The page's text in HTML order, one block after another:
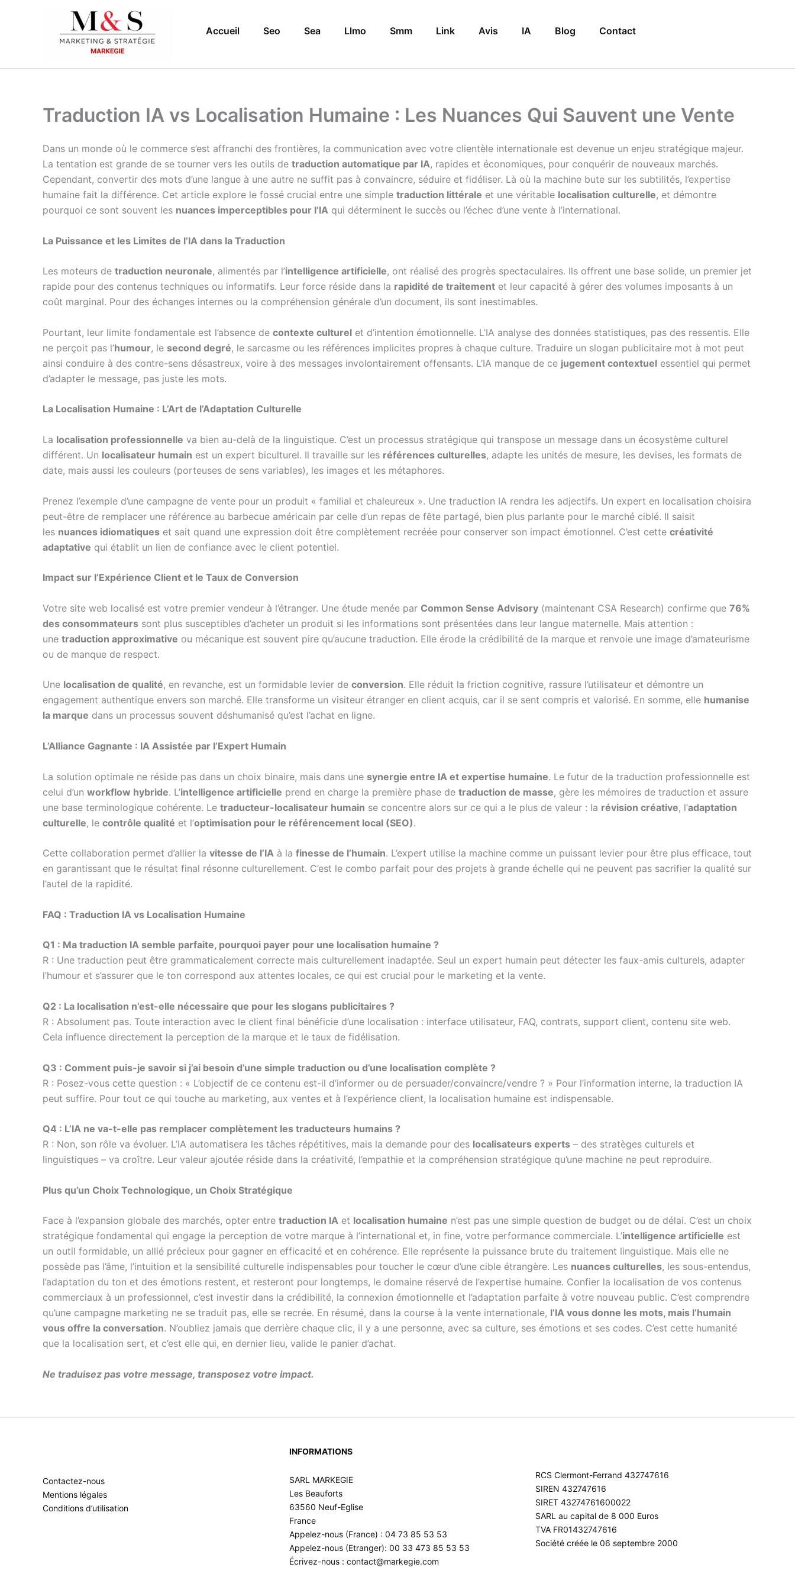
Accueil Seo Sea Llmo Smm Link Avis IA Blog Contact
Traduction IA vs Localisation Humaine : Les Nuances Qui Sauvent une Vente
Dans un monde où le commerce s’est affranchi des frontières, la communication avec votre clientèle internationale est devenue un enjeu stratégique majeur.
La tentation est grande de se tourner vers les outils de traduction automatique par IA, rapides et économiques, pour conquérir de nouveaux marchés.
Cependant, convertir des mots d’une langue à une autre ne suffit pas à convaincre, séduire et fidéliser. Là où la machine bute sur les subtilités, l’expertise
humaine fait la différence. Cet article explore le fossé crucial entre une simple traduction littérale et une véritable localisation culturelle, et démontre
pourquoi ce sont souvent les nuances imperceptibles pour l’IA qui déterminent le succès ou l’échec d’une vente à l’international.
La Puissance et les Limites de l’IA dans la Traduction
Les moteurs de traduction neuronale, alimentés par l’intelligence artificielle, ont réalisé des progrès spectaculaires. Ils offrent une base solide, un premier jet
rapide pour des contenus techniques ou informatifs. Leur force réside dans la rapidité de traitement et leur capacité à gérer des volumes imposants à un
coût marginal. Pour des échanges internes ou la compréhension générale d’un document, ils sont inestimables.
Pourtant, leur limite fondamentale est l’absence de contexte culturel et d’intention émotionnelle. L’IA analyse des données statistiques, pas des ressentis. Elle
ne perçoit pas l’humour, le second degré, le sarcasme ou les références implicites propres à chaque culture. Traduire un slogan publicitaire mot à mot peut
ainsi conduire à des contre-sens désastreux, voire à des messages involontairement offensants. L’IA manque de ce jugement contextuel essentiel qui permet
d’adapter le message, pas juste les mots.
La Localisation Humaine : L’Art de l’Adaptation Culturelle
La localisation professionnelle va bien au-delà de la linguistique. C’est un processus stratégique qui transpose un message dans un écosystème culturel
différent. Un localisateur humain est un expert biculturel. Il travaille sur les références culturelles, adapte les unités de mesure, les devises, les formats de
date, mais aussi les couleurs (porteuses de sens variables), les images et les métaphores.
Prenez l’exemple d’une campagne de vente pour un produit « familial et chaleureux ». Une traduction IA rendra les adjectifs. Un expert en localisation choisira
peut-être de remplacer une référence au barbecue américain par celle d’un repas de fête partagé, bien plus parlante pour le marché ciblé. Il saisit
les nuances idiomatiques et sait quand une expression doit être complètement recréée pour conserver son impact émotionnel. C’est cette créativité
adaptative qui établit un lien de confiance avec le client potentiel.
Impact sur l’Expérience Client et le Taux de Conversion
Votre site web localisé est votre premier vendeur à l’étranger. Une étude menée par Common Sense Advisory (maintenant CSA Research) confirme que 76%
des consommateurs sont plus susceptibles d’acheter un produit si les informations sont présentées dans leur langue maternelle. Mais attention :
une traduction approximative ou mécanique est souvent pire qu’aucune traduction. Elle érode la crédibilité de la marque et renvoie une image d’amateurisme
ou de manque de respect.
Une localisation de qualité, en revanche, est un formidable levier de conversion. Elle réduit la friction cognitive, rassure l’utilisateur et démontre un
engagement authentique envers son marché. Elle transforme un visiteur étranger en client acquis, car il se sent compris et valorisé. En somme, elle humanise
la marque dans un processus souvent déshumanisé qu’est l’achat en ligne.
L’Alliance Gagnante : IA Assistée par l’Expert Humain
La solution optimale ne réside pas dans un choix binaire, mais dans une synergie entre IA et expertise humaine. Le futur de la traduction professionnelle est
celui d’un workflow hybride. L’intelligence artificielle prend en charge la première phase de traduction de masse, gère les mémoires de traduction et assure
une base terminologique cohérente. Le traducteur-localisateur humain se concentre alors sur ce qui a le plus de valeur : la révision créative, l’adaptation
culturelle, le contrôle qualité et l’optimisation pour le référencement local (SEO).
Cette collaboration permet d’allier la vitesse de l’IA à la finesse de l’humain. L’expert utilise la machine comme un puissant levier pour être plus efficace, tout
en garantissant que le résultat final résonne culturellement. C’est le combo parfait pour des projets à grande échelle qui ne peuvent pas sacrifier la qualité sur
l’autel de la rapidité.
FAQ : Traduction IA vs Localisation Humaine
Q1 : Ma traduction IA semble parfaite, pourquoi payer pour une localisation humaine ?
R : Une traduction peut être grammaticalement correcte mais culturellement inadaptée. Seul un expert humain peut détecter les faux-amis culturels, adapter
l’humour et s’assurer que le ton correspond aux attentes locales, ce qui est crucial pour le marketing et la vente.
Q2 : La localisation n’est-elle nécessaire que pour les slogans publicitaires ?
R : Absolument pas. Toute interaction avec le client final bénéficie d’une localisation : interface utilisateur, FAQ, contrats, support client, contenu site web.
Cela influence directement la perception de la marque et le taux de fidélisation.
Q3 : Comment puis-je savoir si j’ai besoin d’une simple traduction ou d’une localisation complète ?
R : Posez-vous cette question : « L’objectif de ce contenu est-il d’informer ou de persuader/convaincre/vendre ? » Pour l’information interne, la traduction IA
peut suffire. Pour tout ce qui touche au marketing, aux ventes et à l’expérience client, la localisation humaine est indispensable.
Q4 : L’IA ne va-t-elle pas remplacer complètement les traducteurs humains ?
R : Non, son rôle va évoluer. L’IA automatisera les tâches répétitives, mais la demande pour des localisateurs experts – des stratèges culturels et
linguistiques – va croître. Leur valeur ajoutée réside dans la créativité, l’empathie et la compréhension stratégique qu’une machine ne peut reproduire.
Plus qu’un Choix Technologique, un Choix Stratégique
Face à l’expansion globale des marchés, opter entre traduction IA et localisation humaine n’est pas une simple question de budget ou de délai. C’est un choix
stratégique fondamental qui engage la perception de votre marque à l’international et, in fine, votre performance commerciale. L’intelligence artificielle est
un outil formidable, un allié précieux pour gagner en efficacité et en cohérence. Elle représente la puissance brute du traitement linguistique. Mais elle ne
possède pas l’âme, l’intuition et la sensibilité culturelle indispensables pour toucher le cœur d’une cible étrangère. Les nuances culturelles, les sous-entendus,
l’adaptation du ton et des émotions restent, et resteront pour longtemps, le domaine réservé de l’expertise humaine. Confier la localisation de vos contenus
commerciaux à un professionnel, c’est investir dans la crédibilité, la connexion émotionnelle et l’adaptation parfaite à votre nouveau public. C’est comprendre
qu’une campagne marketing ne se traduit pas, elle se recrée. En résumé, dans la course à la vente internationale, l’IA vous donne les mots, mais l’humain
vous offre la conversation. N’oubliez jamais que derrière chaque clic, il y a une personne, avec sa culture, ses émotions et ses codes. C’est cette humanité
que la localisation sert, et c’est elle qui, en dernier lieu, valide le panier d’achat.
Ne traduisez pas votre message, transposez votre impact.
Contactez-nous
Mentions légales
Conditions d’utilisation
INFORMATIONS
SARL MARKEGIE
Les Beauforts
63560 Neuf-Eglise
France
Appelez-nous (France) : 04 73 85 53 53
Appelez-nous (Etranger): 00 33 473 85 53 53
Écrivez-nous : contact@markegie.com
RCS Clermont-Ferrand 432747616
SIREN 432747616
SIRET 43274761600022
SARL au capital de 8 000 Euros
TVA FR01432747616
Société créée le 06 septembre 2000